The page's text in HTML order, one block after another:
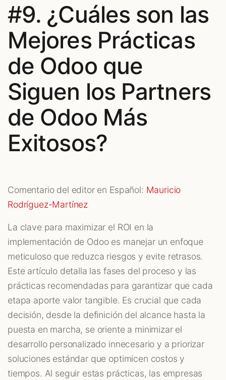
#9. ¿Cuáles son las
Mejores Prácticas
de Odoo que
Siguen los Partners
de Odoo Más
Exitosos?
Comentario del editor en Español: Mauricio
Rodríguez-Martínez
La clave para maximizar el ROI en la
implementación de Odoo es manejar un enfoque
meticuloso que reduzca riesgos y evite retrasos.
Este artículo detalla las fases del proceso y las
prácticas recomendadas para garantizar que cada
etapa aporte valor tangible. Es crucial que cada
decisión, desde la definición del alcance hasta la
puesta en marcha, se oriente a minimizar el
desarrollo personalizado innecesario y a priorizar
soluciones estándar que optimicen costos y
tiempos. Al seguir estas prácticas, las empresas